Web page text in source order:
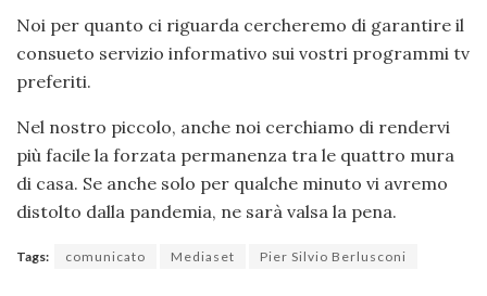
Noi per quanto ci riguarda cercheremo di garantire il
consueto servizio informativo sui vostri programmi tv
preferiti.
Nel nostro piccolo, anche noi cerchiamo di rendervi
più facile la forzata permanenza tra le quattro mura
di casa. Se anche solo per qualche minuto vi avremo
distolto dalla pandemia, ne sarà valsa la pena.
Tags: comunicato Mediaset Pier Silvio Berlusconi